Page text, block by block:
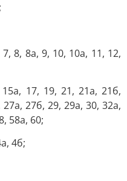
8, 8а, 9, 10, 10а, 11, 12,
17, 19, 21, 21а, 21б,
27б, 29, 29а, 30, 32а,
58а, 60;
4б;